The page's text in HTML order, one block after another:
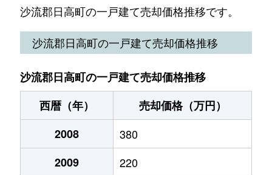
沙流郡日高町の一戸建て売却価格推移です。
沙流郡日高町の一戸建て売却価格推移
沙流郡日高町の一戸建て売却価格推移
西暦（年）
売却価格（万円）
2008
380
2009
220